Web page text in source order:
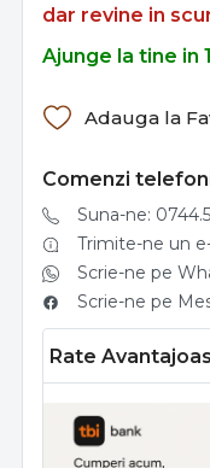
dar revine in
Ajunge la tine in
Adauga la
Comenzi
Suna-ne:
Trimite-ne un
Scrie-ne pe
Scrie-ne pe
Rate